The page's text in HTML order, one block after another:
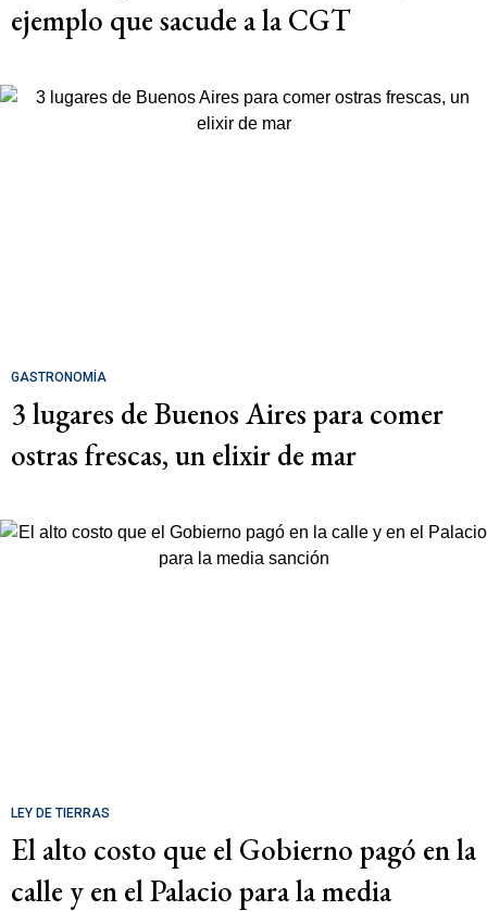
ejemplo que sacude a la CGT
GASTRONOMÍA
3 lugares de Buenos Aires para comer
ostras frescas, un elixir de mar
LEY DE TIERRAS
El alto costo que el Gobierno pagó en la
calle y en el Palacio para la media